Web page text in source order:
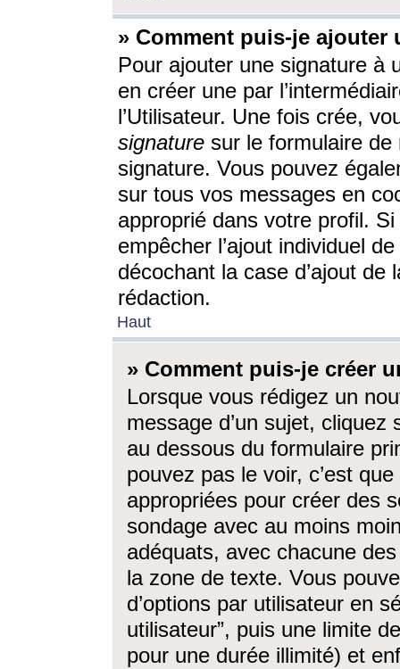
» Comment puis-je ajouter
Pour ajouter une signature à
en créer une par
l’Utilisateur. Une fois crée,
signature sur le formulaire de
signature. Vous pouvez
sur tous vos messages en
approprié dans votre profil.
empêcher l’ajout individuel
décochant la case d’ajout
rédaction.
Haut
» Comment puis-je créer
Lorsque vous rédigez un
message d’un sujet, cliquez
au dessous du formulaire
pouvez pas le voir, c’est
appropriées pour créer des
sondage avec au moins
adéquats, avec chacune
la zone de texte. Vous
d’options par utilisateur en
utilisateur”, puis une limite
pour une durée illimité) et